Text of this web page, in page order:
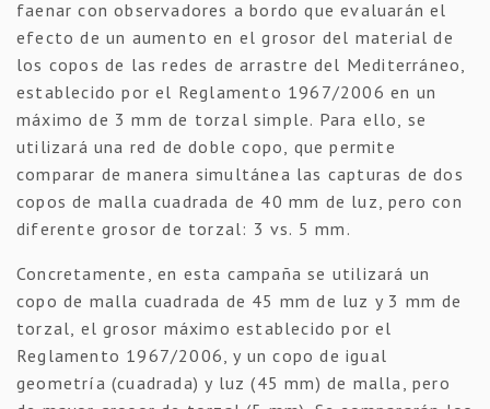
faenar con observadores a bordo que evaluarán el
efecto de un aumento en el grosor del material de
los copos de las redes de arrastre del Mediterráneo,
establecido por el Reglamento 1967/2006 en un
máximo de 3 mm de torzal simple. Para ello, se
utilizará una red de doble copo, que permite
comparar de manera simultánea las capturas de dos
copos de malla cuadrada de 40 mm de luz, pero con
diferente grosor de torzal: 3 vs. 5 mm.
Concretamente, en esta campaña se utilizará un
copo de malla cuadrada de 45 mm de luz y 3 mm de
torzal, el grosor máximo establecido por el
Reglamento 1967/2006, y un copo de igual
geometría (cuadrada) y luz (45 mm) de malla, pero